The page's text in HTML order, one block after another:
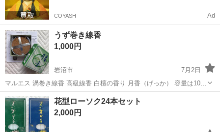
COYASH Ad
うず巻き線香
1,000円
岩沼市
7月2日
マルエス 渦巻き線香 高級線香 白檀の香り 月香（げっか） 容量は10巻
入りです。説明書付きです。新品未使用です。
宮城 岩沼市 冠婚葬祭 線香
花型ローソク24本セット
2,000円